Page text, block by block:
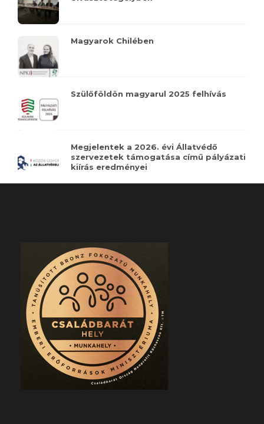
Magyarok Chilében
Szülőföldön magyarul 2025 felhívás
Megjelentek a 2026. évi Állatvédő
szervezetek támogatása című pályázati
kiírás eredményei